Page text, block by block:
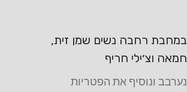
במחבת רחבה נשים שמן זית,
חמאה וצ׳ילי חריף
נערבב ונוסיף את הפטריות